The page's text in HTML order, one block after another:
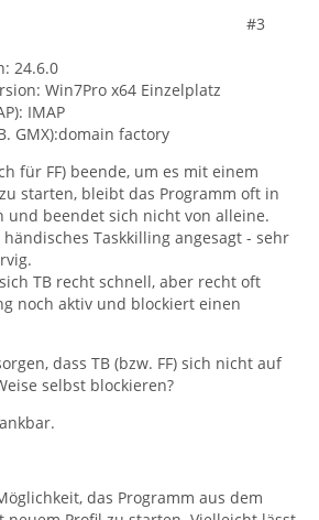
#3
24.6.0
Win7Pro x64 Einzelplatz
IMAP
GMX):domain factory
für FF) beende, um es mit einem
starten, bleibt das Programm oft in
und beendet sich nicht von alleine.
Taskkilling angesagt - sehr
TB recht schnell, aber recht oft
noch aktiv und blockiert einen
dass TB (bzw. FF) sich nicht auf
selbst blockieren?
das Programm aus dem